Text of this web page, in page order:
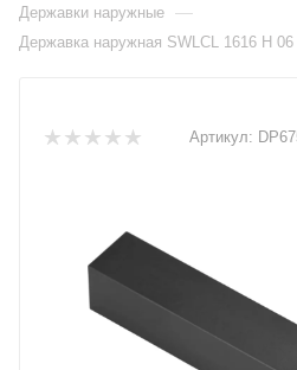
Державки наружные —
Державка наружная SWLCL 1616 H
Артикул: